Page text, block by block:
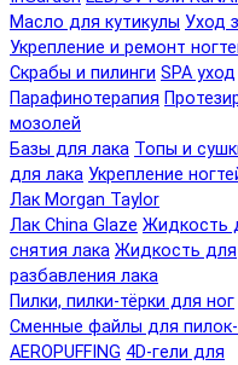
Масло для кутикулы Уход
Укрепление и ремонт
Скрабы и пилинги SPA уход
Парафинотерапия
мозолей
Базы для лака Топы и
для лака Укрепление
Лак Morgan Taylor
Лак China Glaze Жидкость
снятия лака Жидкость для
разбавления лака
Пилки, пилки-тёрки для ног
Сменные файлы для
AEROPUFFING 4D-гели для